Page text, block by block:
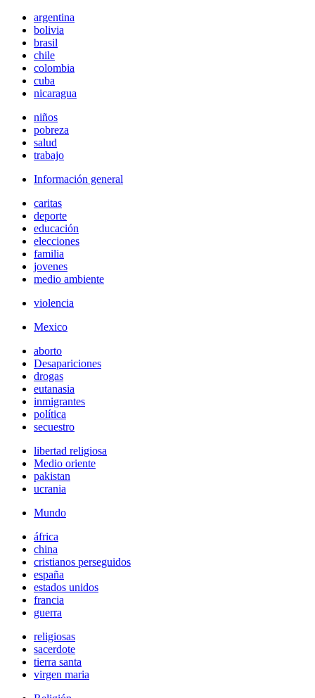
argentina
bolivia
brasil
chile
colombia
cuba
nicaragua
niños
pobreza
salud
trabajo
Información general
caritas
deporte
educación
elecciones
familia
jovenes
medio ambiente
violencia
Mexico
aborto
Desapariciones
drogas
eutanasia
inmigrantes
política
secuestro
libertad religiosa
Medio oriente
pakistan
ucrania
Mundo
áfrica
china
cristianos perseguidos
españa
estados unidos
francia
guerra
religiosas
sacerdote
tierra santa
virgen maria